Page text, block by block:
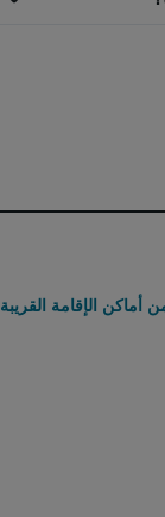
أماكن الإقامة القريبة